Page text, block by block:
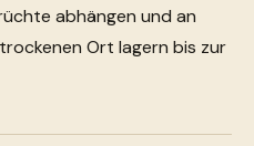
abhängen und an
Ort lagern bis zur